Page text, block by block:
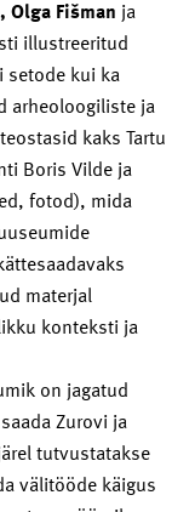
Olga Fišman ja
illustreeritud
setode kui ka
arheoloogiliste ja
kaks Tartu
Boris Vilde ja
fotod), mida
materjal
konteksti ja
on jagatud
Zurovi ja
tutvustatakse
välitööde käigus